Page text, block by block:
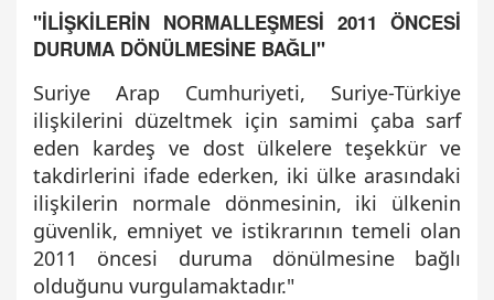
"İLİŞKİLERİN NORMALLEŞMESİ 2011 ÖNCESİ
DURUMA DÖNÜLMESİNE BAĞLI"
Suriye Arap Cumhuriyeti, Suriye-Türkiye
ilişkilerini düzeltmek için samimi çaba sarf
eden kardeş ve dost ülkelere teşekkür ve
takdirlerini ifade ederken, iki ülke arasındaki
ilişkilerin normale dönmesinin, iki ülkenin
güvenlik, emniyet ve istikrarının temeli olan
2011 öncesi duruma dönülmesine bağlı
olduğunu vurgulamaktadır."